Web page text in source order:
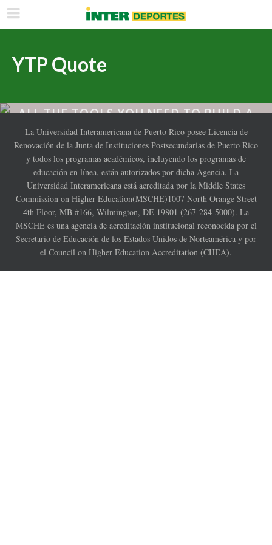
YTP Quote
ALL THE TOOLS YOU NEED TO BUILD A
TOP NOTCH WEBSITE. COMES WITH
OUTSTANDING SUPPORT.
PURCHASE THEME »
La Universidad Interamericana de Puerto Rico posee Licencia de
Renovación de la Junta de Instituciones Postsecundarias de Puerto Rico
y todos los programas académicos, incluyendo los programas de
educación en línea, están autorizados por dicha Agencia. La
Universidad Interamericana está acreditada por la Middle States
Commission on Higher Education(MSCHE)1007 North Orange Street
4th Floor, MB #166, Wilmington, DE 19801 (267-284-5000). La
MSCHE es una agencia de acreditación institucional reconocida por el
Secretario de Educación de los Estados Unidos de Norteamérica y por
el Council on Higher Education Accreditation (CHEA).